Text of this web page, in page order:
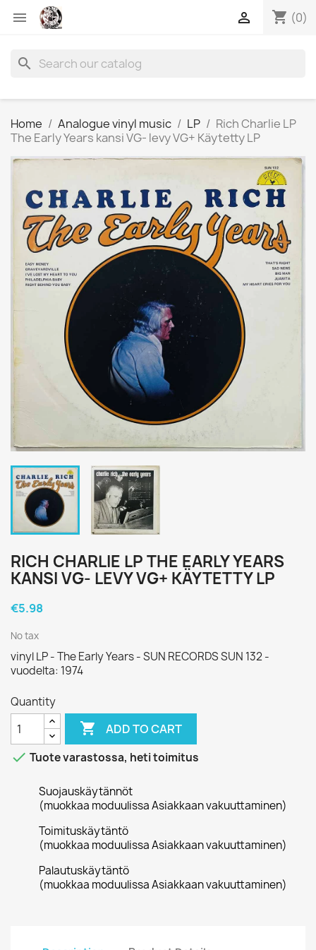
 shopping_cart (0)

search
Home Analogue vinyl music LP
Rich Charlie LP
The Early Years kansi VG- levy VG+ Käytetty LP
RICH CHARLIE LP THE EARLY YEARS
KANSI VG- LEVY VG+ KÄYTETTY LP
€5.98
No tax
vinyl LP - The Early Years - SUN RECORDS SUN 132 -
vuodelta: 1974
Quantity
 ADD TO CART
 Tuote varastossa, heti toimitus
Suojauskäytännöt
(muokkaa moduulissa Asiakkaan vakuuttaminen)
Toimituskäytäntö
(muokkaa moduulissa Asiakkaan vakuuttaminen)
Palautuskäytäntö
(muokkaa moduulissa Asiakkaan vakuuttaminen)